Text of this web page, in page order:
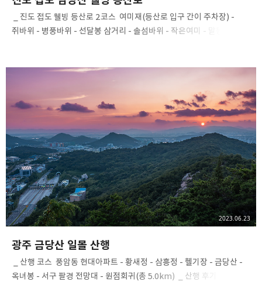
​ _ 진도 접도 웰빙 등산로 2코스 ​ 여미재(등산로 입구 간이 주차장) -
쥐바위 - 병풍바위 - 선달봉 삼거리 - 솔섬바위 - 작은여미 - 말똥바위 -
즐길 수 있는 접도 남망산으로 다녀왔는데 산행을 오랫동안 쉬어서
긴장하며 다녀왔습니다. 날씨가 좋았더라면 더 푸른 하늘 더 파란 바다를
볼 수 있었을 텐데 잔뜩 흐린 날씨와 비가 중간중간 보슬보슬 내려
아쉬운 산행이었습니다. 사진 속 하늘은 아쉬운 마음에 라이트룸으로
보정했습니다. ​ 진도 접도 남망산은 해발 164m에 불과한 …
광주 금당산 일몰 산행
2023.06.23
​ _ 산행 코스 ​ 풍암동 현대아파트 - 황새정 - 삼흥정 - 헬기장 - 금당산 -
옥녀봉 - 서구 팔경 전망대 - 원점회귀(총 5.0km) ​ _ 산행 후기 ​ 행복을